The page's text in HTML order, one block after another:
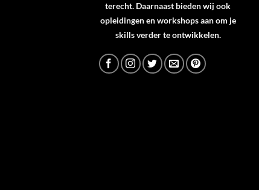
terecht. Daarnaast bieden wij ook
opleidingen en workshops aan om je
skills verder te ontwikkelen.